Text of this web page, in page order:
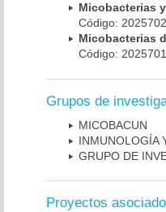
Micobacterias
Código:
Micobacterias
Código:
Grupos de
MICOBAC­UN
INMUNOLOGÍA
GRUPO DE
Proyectos